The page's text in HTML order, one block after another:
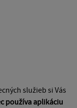
služieb si Vás
používa aplikáciu